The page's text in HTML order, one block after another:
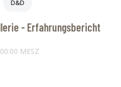
D&D
- Erfahrungsbericht
MESZ